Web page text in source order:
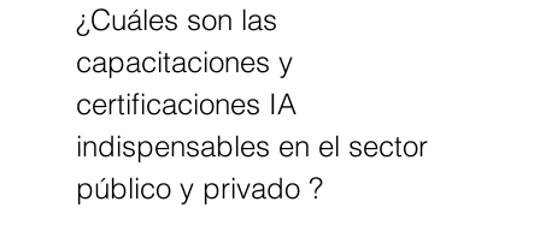
¿Cuáles son las
capacitaciones y
certificaciones IA
indispensables en el sector
público y privado ?